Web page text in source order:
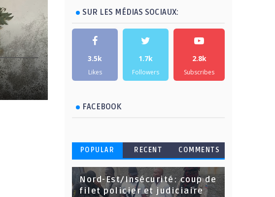
SUR LES MÉDIAS SOCIAUX:
3.5k
Likes
1.7k
Followers
2.8k
Subscribes
FACEBOOK
POPULAR RECENT COMMENTS
Nord-Est/Insécurité: coup de
filet policier et judiciaire